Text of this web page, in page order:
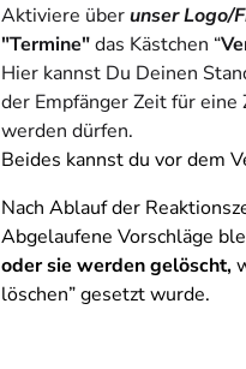
Aktiviere überunser Logo/
"Termine"das Kästchen “
Hier kannst Du Deinen
der Empfänger Zeit für
werden dürfen.
Beides kannst du vor dem
Nach Ablauf der
Abgelaufene Vorschläge
oder sie werden gelöscht,
löschen” gesetzt wurde.